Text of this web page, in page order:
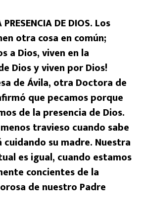
PRESENCIA DE DIOS. Los
otra cosa en común;
a Dios, viven en la
Dios y viven por Dios!
de Ávila, otra Doctora de
que pecamos porque
de la presencia de Dios.
travieso cuando sabe
cuidando su madre. Nuestra
es igual, cuando estamos
concientes de la
de nuestro Padre